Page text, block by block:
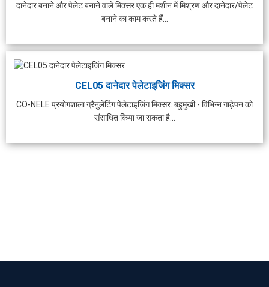
दानेदार बनाने और पेलेट बनाने वाले मिक्सर एक ही मशीन में मिश्रण और दानेदार/पेलेट
बनाने का काम करते हैं...
CEL05 दानेदार पेलेटाइजिंग मिक्सर
CO-NELE प्रयोगशाला ग्रैनुलेटिंग पेलेटाइजिंग मिक्सर: बहुमुखी - विभिन्न गाढ़ेपन को
संसाधित किया जा सकता है...